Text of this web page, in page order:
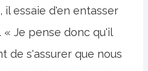
essaie d'en entasser
Je pense donc qu'il
de s'assurer que nous